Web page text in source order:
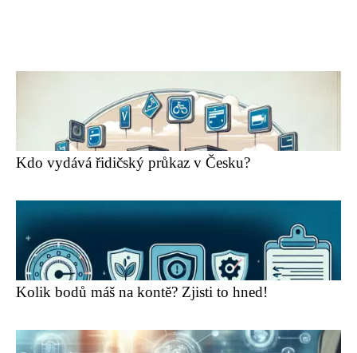
Kdo vydává řidičský průkaz v Česku?
Kolik bodů máš na kontě? Zjisti to hned!